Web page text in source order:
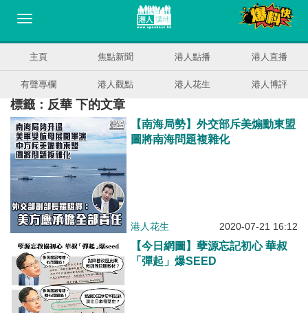
主頁 焦點新聞 港人點播 港人直播
有聲專欄 港人觀點 港人花生 港人博評
標籤：反華 下的文章
【南海局勢】外交部斥美煽動東盟
圖將南海問題複雜化
港人花生 2020-07-21 16:12
【今日網圖】孽源忘記初心 華叔
「彈起」爆SEED